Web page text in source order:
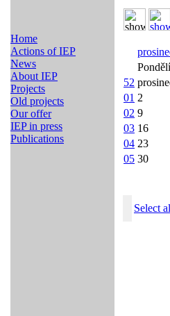
Home
Actions of IEP
News
About IEP
Projects
Old projects
Our offer
IEP in press
Publications
Pondělí
52
01 2
02 9
03 16
04 23
05 30
Select